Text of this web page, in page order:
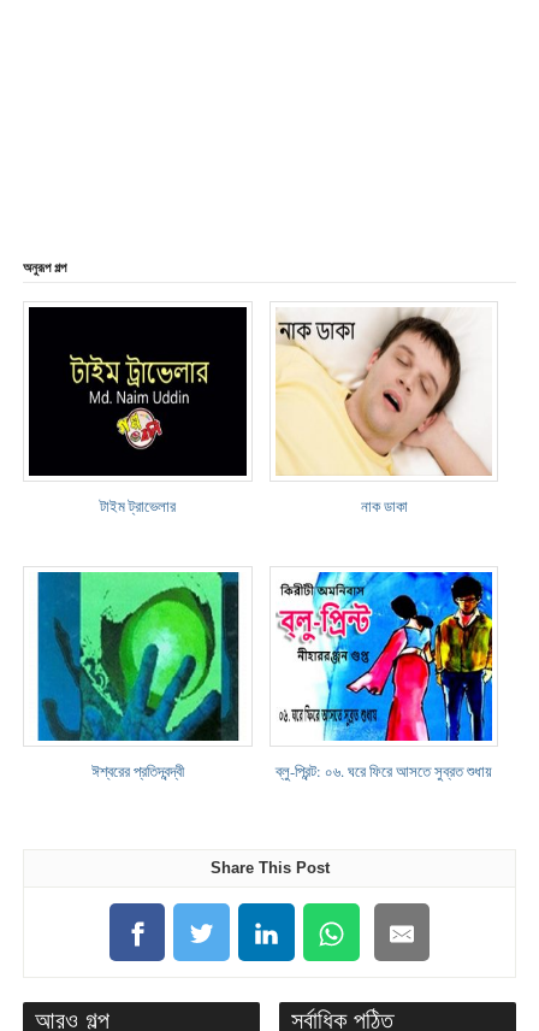
অনুরূপ গল্প
টাইম ট্রাভেলার নাক ডাকা
ঈশ্বরের প্রতিদ্বন্দ্বী ব্লু-প্রিন্ট: ০৬. ঘরে ফিরে আসতে সুব্রত শুধায়
Share This Post
আরও গল্প সর্বাধিক পঠিত